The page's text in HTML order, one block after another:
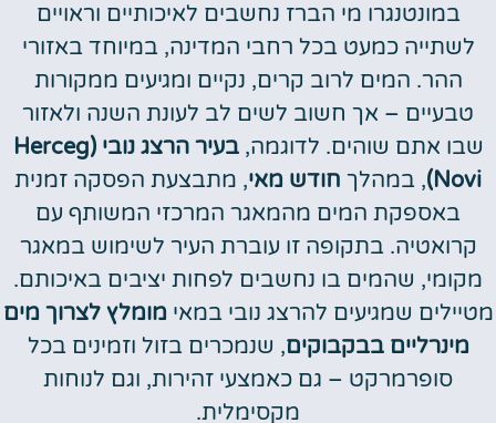
במונטנגרו מי הברז נחשבים לאיכותיים וראויים
לשתייה כמעט בכל רחבי המדינה, במיוחד באזורי
ההר. המים לרוב קרים, נקיים ומגיעים ממקורות
טבעיים – אך חשוב לשים לב לעונת השנה ולאזור
שבו אתם שוהים. לדוגמה,
בעיר הרצג נובי (Herceg
Novi) , במהלך חודש מאי, מתבצעת הפסקה זמנית
באספקת המים מהמאגר המרכזי המשותף עם
קרואטיה. בתקופה זו עוברת העיר לשימוש במאגר
מקומי, שהמים בו נחשבים לפחות יציבים באיכותם.
מטיילים שמגיעים להרצג נובי במאי מומלץ לצרוך מים
מינרליים בבקבוקים, שנמכרים בזול וזמינים בכל
סופרמרקט – גם כאמצעי זהירות, וגם לנוחות
מקסימלית.